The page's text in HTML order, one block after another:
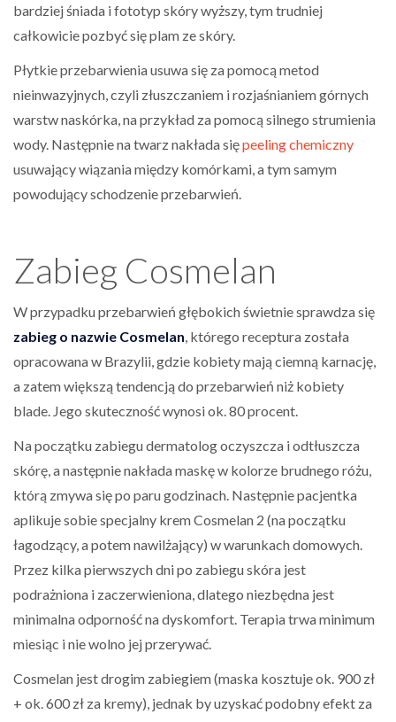
bardziej śniada i fototyp skóry wyższy, tym trudniej
całkowicie pozbyć się plam ze skóry.
Płytkie przebarwienia usuwa się za pomocą metod
nieinwazyjnych, czyli złuszczaniem i rozjaśnianiem górnych
warstw naskórka, na przykład za pomocą silnego strumienia
wody. Następnie na twarz nakłada siępeeling chemiczny
usuwający wiązania między komórkami, a tym samym
powodujący schodzenie przebarwień.
Zabieg Cosmelan
W przypadku przebarwień głębokich świetnie sprawdza się
zabieg o nazwie Cosmelan, którego receptura została
opracowana w Brazylii, gdzie kobiety mają ciemną karnację,
a zatem większą tendencją do przebarwień niż kobiety
blade. Jego skuteczność wynosi ok. 80 procent.
Na początku zabiegu dermatolog oczyszcza i odtłuszcza
skórę, a następnie nakłada maskę w kolorze brudnego różu,
którą zmywa się po paru godzinach. Następnie pacjentka
aplikuje sobie specjalny krem Cosmelan 2 (na początku
łagodzący, a potem nawilżający) w warunkach domowych.
Przez kilka pierwszych dni po zabiegu skóra jest
podrażniona i zaczerwieniona, dlatego niezbędna jest
minimalna odporność na dyskomfort. Terapia trwa minimum
miesiąc i nie wolno jej przerywać.
Cosmelan jest drogim zabiegiem (maska kosztuje ok. 900 zł
+ ok. 600 zł za kremy), jednak by uzyskać podobny efekt za